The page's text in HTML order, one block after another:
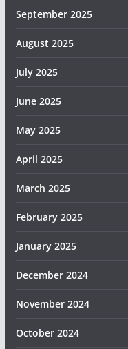
September 2025
August 2025
July 2025
June 2025
May 2025
April 2025
March 2025
February 2025
January 2025
December 2024
November 2024
October 2024